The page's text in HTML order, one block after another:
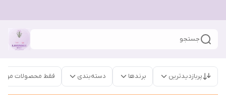
جستجو
پربازدیدترین برندها دسته‌بندی فقط محصولات